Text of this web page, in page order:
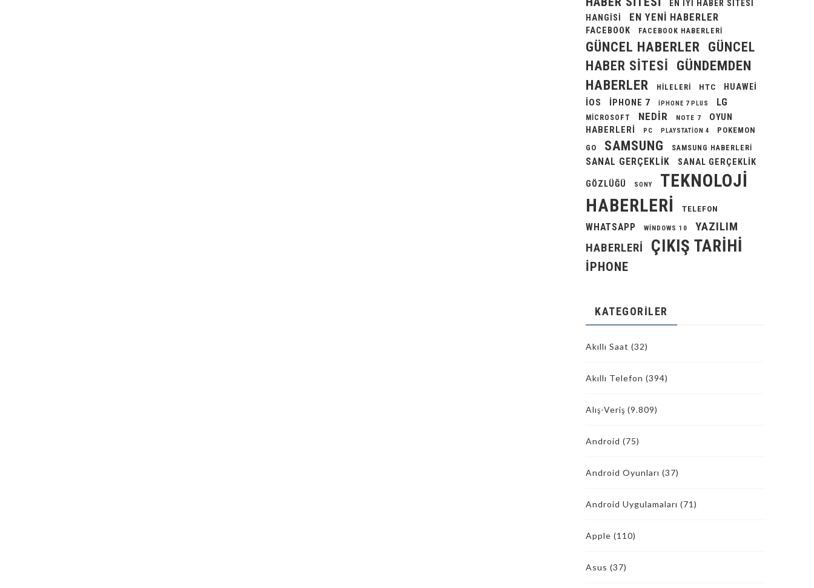
EN IYI HABER SITESI
HANGISI
EN YENI HABERLER
FACEBOOK FACEBOOK HABERLERI
GÜNCEL HABERLER
GÜNCEL
HABER SITESI
GÜNDEMDEN
HABERLER
HILELERI HTC HUAWEI
IOS IPHONE 7 IPHONE 7 PLUS LG
MICROSOFT NEDIR NOTE 7
OYUN
HABERLERI
PC PLAYSTATION 4
POKEMON
GO
SAMSUNG SAMSUNG HABERLERI
SANAL GERÇEKLIK SANAL GERÇEKLIK
GÖZLÜĞÜ SONY
TEKNOLOJI
HABERLERI
TELEFON
WHATSAPP WINDOWS 10
YAZILIM
HABERLERI
ÇIKIŞ TARIHI
İPHONE
KATEGORILER
Akıllı Saat (32)
Akıllı Telefon (394)
Alış-Veriş (9.809)
Android (75)
Android Oyunları (37)
Android Uygulamaları (71)
Apple (110)
Asus (37)